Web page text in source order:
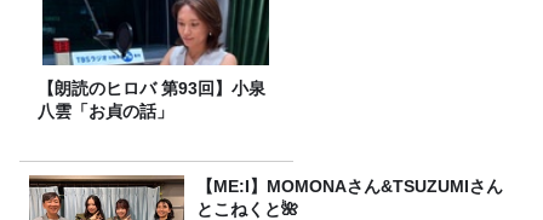
【朗読のヒロバ 第93回】小泉
八雲「お貞の話」
【ME:I】MOMONAさん&TSUZUMIさん
とこねくと🌺